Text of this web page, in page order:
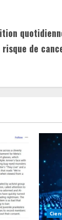
de